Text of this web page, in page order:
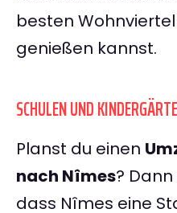
besten
genießen kannst.
SCHULEN UND
Planst du einen
nach Nîmes?
dass Nîmes eine